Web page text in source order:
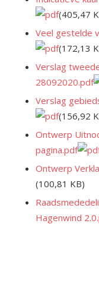
(405,47
Veel gestelde
(172,13
Verslag
28092020.pdf
Verslag
(156,92
Ontwerp
pagina.pdf
Ontwerp
(100,81 KB)
Hagenwind